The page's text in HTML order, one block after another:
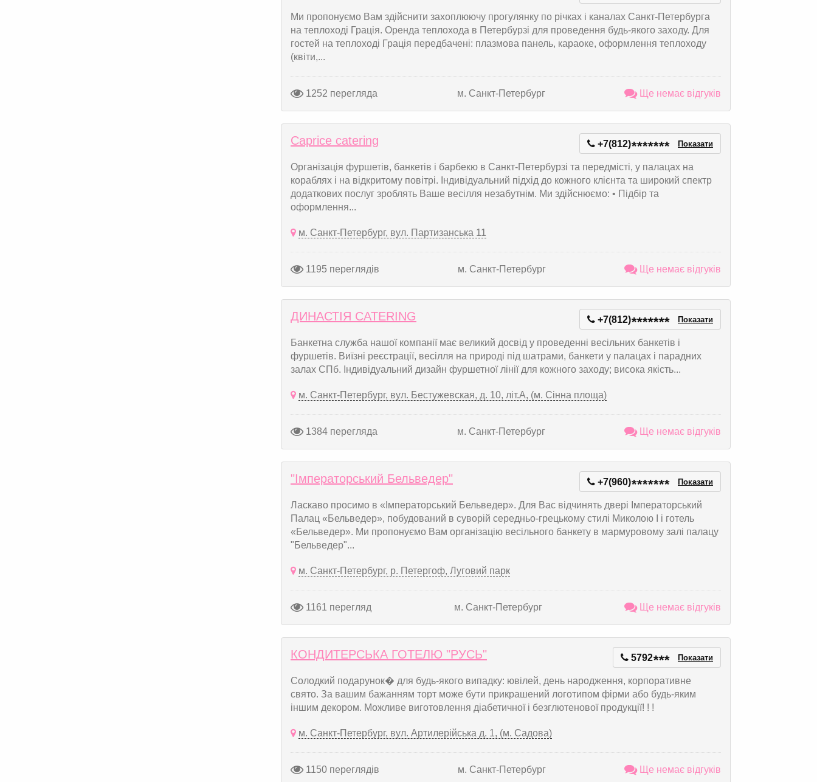
Ми пропонуємо Вам здійснити захоплюючу прогулянку по річках і каналах Санкт-Петербурга
на теплоході Грація. Оренда теплохода в Петербурзі для проведення будь-якого заходу. Для
гостей на теплоході Грація передбачені: плазмова панель, караоке, оформлення теплоходу
(квіти,...
1252 перегляда м. Санкт-Петербург Ще немає відгуків
Caprice catering +7(812)******* Показати
Організація фуршетів, банкетів і барбекю в Санкт-Петербурзі та передмісті, у палацах на
кораблях і на відкритому повітрі. Індивідуальний підхід до кожного клієнта та широкий спектр
додаткових послуг зроблять Ваше весілля незабутнім. Ми здійснюємо: • Підбір та
оформлення...
м. Санкт-Петербург, вул. Партизанська 11
1195 переглядів м. Санкт-Петербург Ще немає відгуків
ДИНАСТІЯ CATERING +7(812)******* Показати
Банкетна служба нашої компанії має великий досвід у проведенні весільних банкетів і
фуршетів. Виїзні реєстрації, весілля на природі під шатрами, банкети у палацах і парадних
залах СПб. Індивідуальний дизайн фуршетної лінії для кожного заходу; висока якість...
м. Санкт-Петербург, вул. Бестужевская, д. 10, літ.А, (м. Сінна площа)
1384 перегляда м. Санкт-Петербург Ще немає відгуків
"Імператорський Бельведер" +7(960)******* Показати
Ласкаво просимо в «Імператорський Бельведер». Для Вас відчинять двері Імператорський
Палац «Бельведер», побудований в суворій середньо-грецькому стилі Миколою I і готель
«Бельведер». Ми пропонуємо Вам організацію весільного банкету в мармуровому залі палацу
"Бельведер"...
м. Санкт-Петербург, р. Петергоф, Луговий парк
1161 перегляд м. Санкт-Петербург Ще немає відгуків
КОНДИТЕРСЬКА ГОТЕЛЮ "РУСЬ" 5792*** Показати
Солодкий подарунок� для будь-якого випадку: ювілей, день народження, корпоративне
свято. За вашим бажанням торт може бути прикрашений логотипом фірми або будь-яким
іншим декором. Можливе виготовлення діабетичної і безглютенової продукції! ! !
м. Санкт-Петербург, вул. Артилерійська д. 1, (м. Садова)
1150 переглядів м. Санкт-Петербург Ще немає відгуків